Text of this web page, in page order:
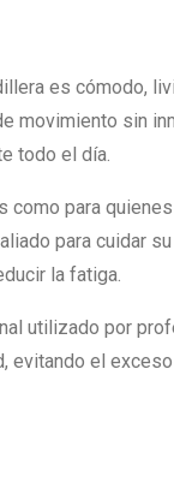
es cómodo,
movimiento sin
todo el día.
para
para cuidar
la fatiga.
utilizado por
el